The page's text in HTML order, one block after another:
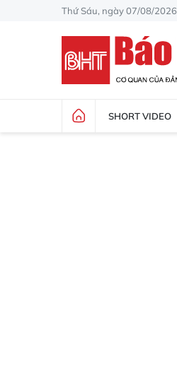
Thứ Sáu, ngày 07/08/2026
SHORT VIDEO